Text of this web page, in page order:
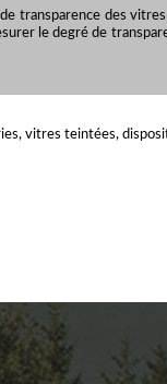
transparence des
le degré de
vitres teintées,